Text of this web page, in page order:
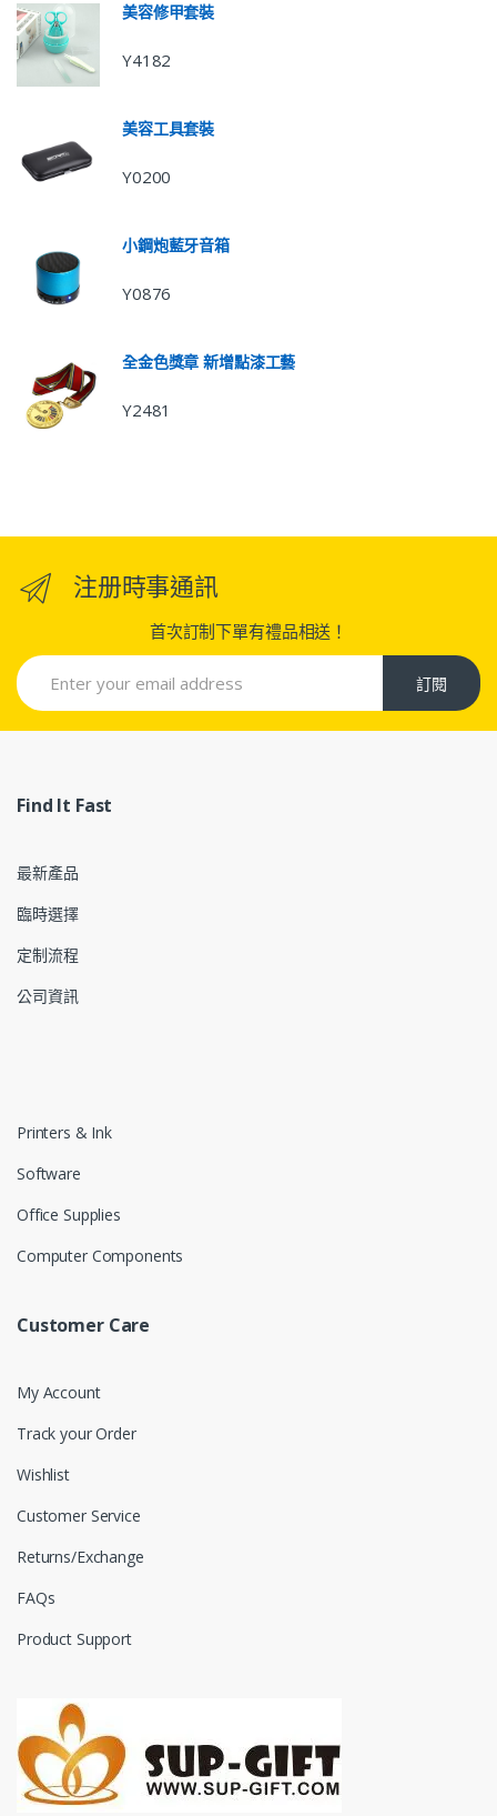
美容修甲套裝
Y4182
美容工具套裝
Y0200
小鋼炮藍牙音箱
Y0876
全金色獎章 新增點漆工藝
Y2481
注册時事通訊
首次訂制下單有禮品相送！
訂閱
Find It Fast
最新產品
臨時選擇
定制流程
公司資訊
Printers & Ink
Software
Office Supplies
Computer Components
Customer Care
My Account
Track your Order
Wishlist
Customer Service
Returns/Exchange
FAQs
Product Support